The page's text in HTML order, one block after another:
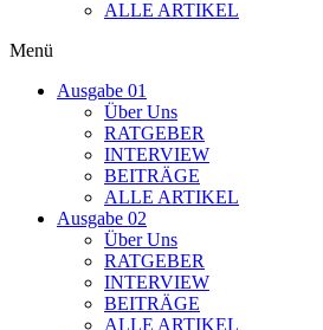
ALLE ARTIKEL
Menü
Ausgabe 01
Über Uns
RATGEBER
INTERVIEW
BEITRÄGE
ALLE ARTIKEL
Ausgabe 02
Über Uns
RATGEBER
INTERVIEW
BEITRÄGE
ALLE ARTIKEL